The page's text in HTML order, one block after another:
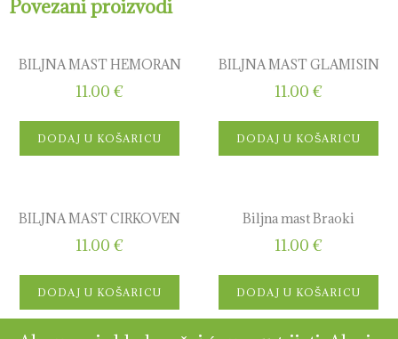
Povezani proizvodi
BILJNA MAST HEMORAN
11.00 €
DODAJ U KOŠARICU
BILJNA MAST GLAMISIN
11.00 €
DODAJ U KOŠARICU
BILJNA MAST CIRKOVEN
11.00 €
DODAJ U KOŠARICU
Biljna mast Braoki
11.00 €
DODAJ U KOŠARICU